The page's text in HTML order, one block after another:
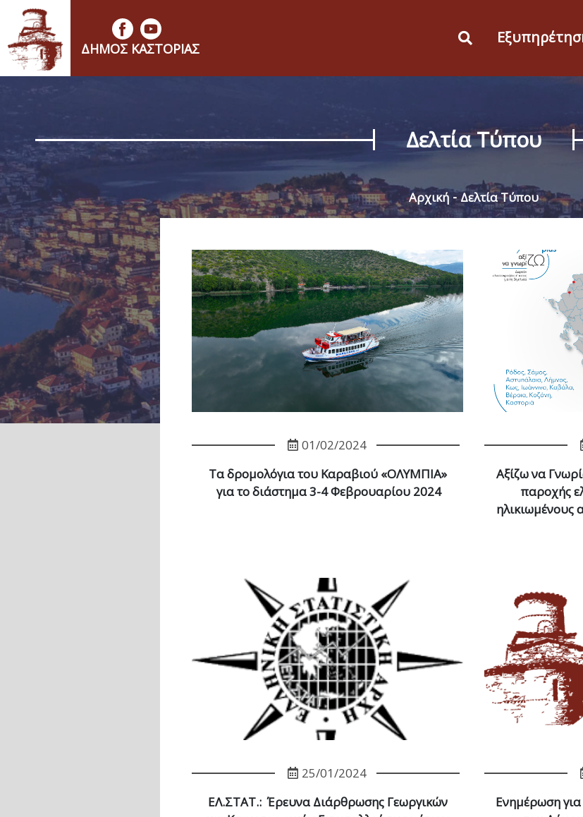
ΔΉΜΟΣ ΚΑΣΤΟΡΙΆΣ
Δελτία Τύπου
Αρχική Δελτία Τύπου
01/02/2024
Τα δρομολόγια του Καραβιού «ΟΛΥΜΠΙΑ»
για το διάστημα 3-4 Φεβρουαρίου 2024
Αξίζω να
παροχής
ηλικιωμένους
25/01/2024
ΕΛ.ΣΤΑΤ.: Έρευνα Διάρθρωσης Γεωργικών
Ενημέρωση